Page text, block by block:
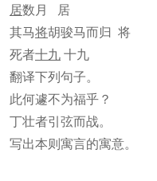
居数月 居
其马将胡骏马而归 将
死者十九 十九
翻译下列句子。
此何遽不为福乎？
丁壮者引弦而战。
写出本则寓言的寓意。